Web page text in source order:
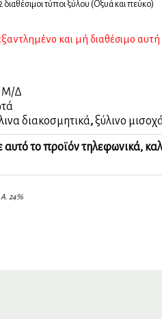
τύποι ξύλου (Οξυά και πεύκο)
και μή διαθέσιμο αυτή
Μ/Δ
διακοσμητικά,ξύλινο
αυτό το προϊόν τηλεφωνικά,
24%